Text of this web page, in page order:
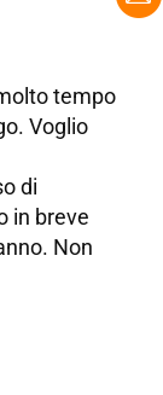
Sono molto
soprattutto
nostro
informati e
gemme